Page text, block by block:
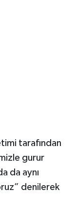
tarafından
gurur
da aynı
denilerek